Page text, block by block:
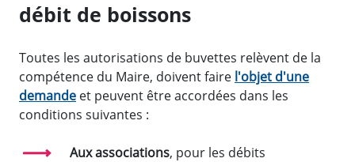
débit de boissons
Toutes les autorisations de buvettes relèvent de la
compétence du Maire, doivent faire l'objet d'une
demande et peuvent être accordées dans les
conditions suivantes :
Aux associations, pour les débits